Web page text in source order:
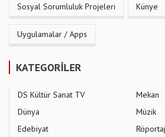
Sosyal Sorumluluk Projeleri Künye
Uygulamalar / Apps
KATEGORİLER
DS Kültür Sanat TV
Dünya
Edebiyat
Mekan
Müzik
Röportaj